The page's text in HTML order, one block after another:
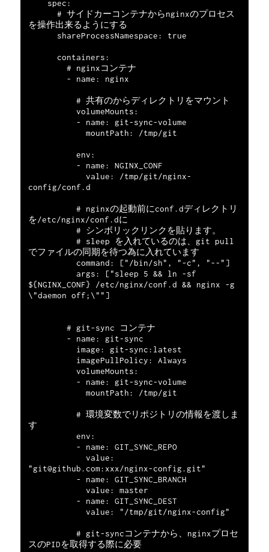
      # サイドカーコンテナからnginxのプロセス
を操作出来るようにする
      containers:
        # nginxコンテナ
          # 共有のからディレクトリをマウント
          volumeMounts:
            mountPath: /tmp/git
          env:
            value: /tmp/git/nginx-
config/conf.d
          # nginxの起動前にconf.dディレクトリ
を/etc/nginx/conf.dに
          # シンボリックリンクを貼ります。
          # sleep を入れているのは、git pull
でファイルの同期を待つ為に入れています
          command: ["/bin/sh", "-c", "--"]
          args: ["sleep 5 && ln -sf
${NGINX_CONF} /etc/nginx/conf.d && nginx -g
\"daemon off;\""]
        # git-sync コンテナ
          volumeMounts:
            mountPath: /tmp/git
          # 環境変数でリポジトリの情報を渡しま
す
          env:
            value:
"git@github.com:xxx/nginx-config.git"
            value: master
            value: "/tmp/git/nginx-config"
          # git-syncコンテナから、nginxプロセ
スのPIDを取得する際に必要